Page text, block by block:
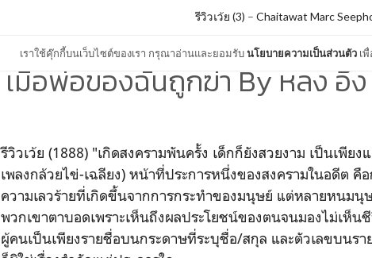
เราใช้คุ๊กกี้บนเว็บไซต์ของเรา กรุณาอ่านและยอมรับนโยบายความเป็นส่วนตัว เ
รีวิวเว้ย (3) – Chaitawat Marc
เมื่อพ่อของฉันถูกฆ่า By หลง อึ้
รีวิวเว้ย (1888) "เกิดสงครามพันครั้ง เด็กก็ยังสวยงาม เป็นเพียง
เพลงกล้วยไข่-เฉลียง) หน้าที่ประการหนึ่งของสงครามในอดีต คื
ความเลวร้ายที่เกิดขึ้นจากการกระทำของมนุษย์ แต่หลายหนมนุ
พวกเขาตาบอดเพราะเห็นถึงผลประโยชน์ของตนจนมองไม่เห็
ผู้คนเป็นเพียงรายชื่อบนกระดาษที่ระบุชื่อ/สกุล และตัวเลขบนรา